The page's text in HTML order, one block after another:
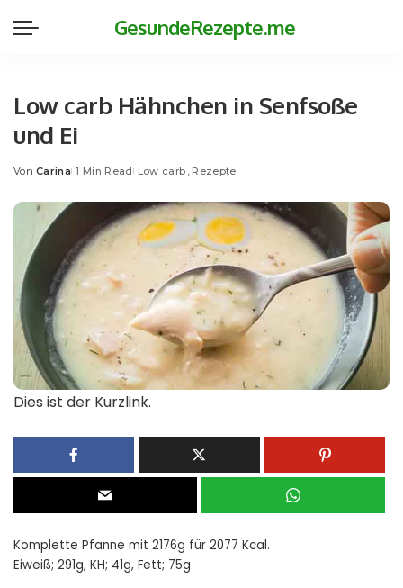
GesundeRezepte.me
Low carb Hähnchen in Senfsoße
und Ei
Posted
Von Carina 1 Min Read Low carb Rezepte
Dies ist der Kurzlink.
Komplette Pfanne mit 2176g für 2077 Kcal.
Eiweiß; 291g, KH; 41g, Fett; 75g